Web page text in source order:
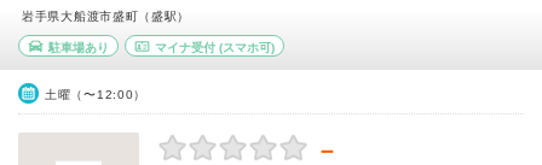
岩手県大船渡市盛町（盛駅）
駐車場あり マイナ受付(スマホ可)
土曜（〜12:00）
－